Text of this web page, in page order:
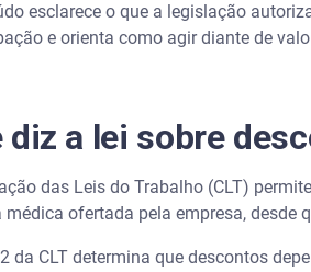
o desconto é considerado abusivo
o desconto do plano de saúde
frequentes sobre plano de saúde
esclarece o que a legislação
e orienta como agir diante de
diz a lei sobre
das Leis do Trabalho (CLT)
médica ofertada pela empresa, desde
da CLT determina que descontos